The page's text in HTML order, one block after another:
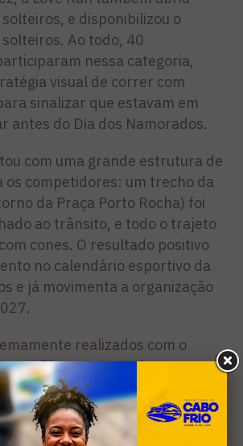
e disponibilizou o
Ao todo, 40
nessa categoria,
visual de correr com
sinalizar que estavam em
antes do Dia dos Namorados.
com uma grande estrutura de
os competidores: um trecho da
da Praça Porto Rocha) foi
ao trânsito, e todo o trajeto
cones. O resultado positivo
no calendário esportivo da
e já movimenta a organização
realizados com o
Ele superou todas as
e atraiu um público recorde,
de fora do estado, o
Diante desse sucesso